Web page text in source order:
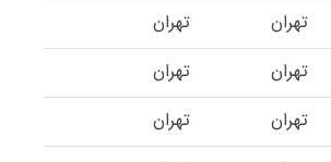
تهران
تهران
تهران
تهران
تهران
تهران